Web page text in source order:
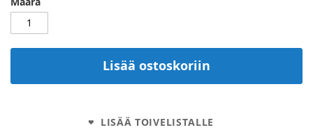
Lisää ostoskoriin
LISÄÄ TOIVELISTALLE